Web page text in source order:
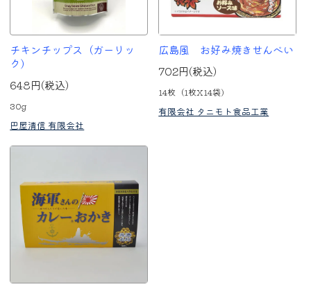
チキンチップス（ガーリッ
ク）
648円(税込)
30g
巴屋清信 有限会社
広島風 お好み焼きせんべい
702円(税込)
14枚（1枚X14袋)
有限会社 タニモト食品工業